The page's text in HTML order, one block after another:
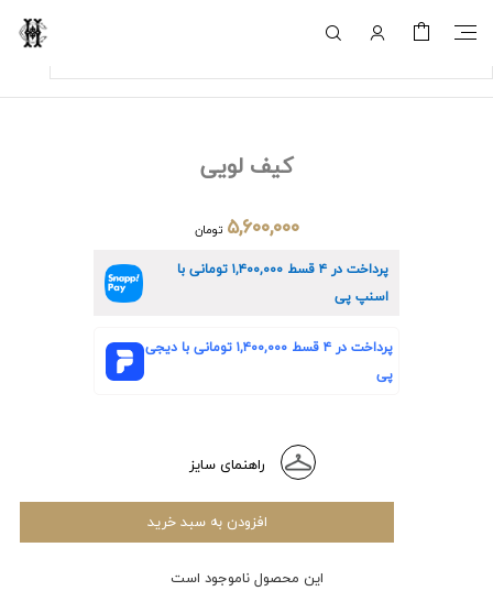
کیف لویی
۵,۶۰۰,۰۰۰ تومان
پرداخت در ۴ قسط ۱,۴۰۰,۰۰۰تومانی با
اسنپ پی
پرداخت در ۴ قسط ۱,۴۰۰,۰۰۰تومانی با دیجی
پی
راهنمای سایز
افزودن به سبد خرید
این محصول ناموجود است